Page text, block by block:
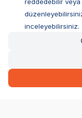
1.189,00
Müşteri Hizmetleri
Ovacık Mah.
Müşteri Destek Hattı
inceleyebilirsiniz.